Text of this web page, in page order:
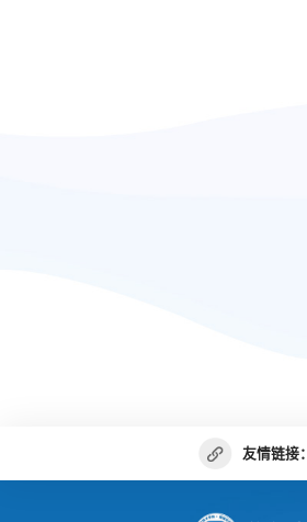
友情链接：